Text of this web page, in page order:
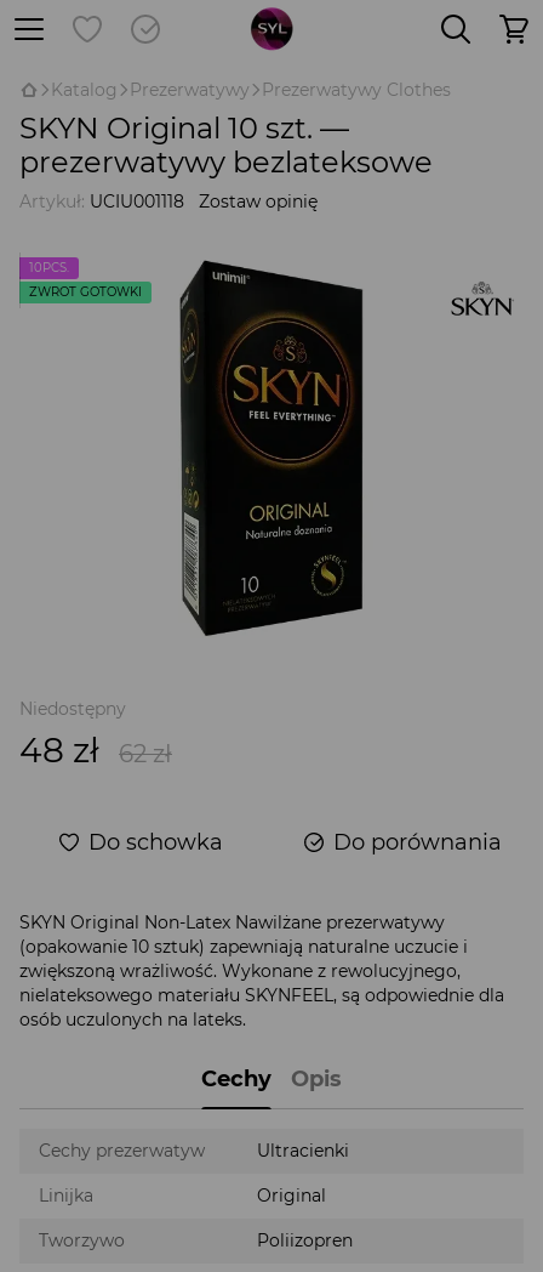
Katalog Prezerwatywy Prezerwatywy Clothes
SKYN Original 10 szt. —
prezerwatywy bezlateksowe
Artykuł: UCIU001118 Zostaw opinię
10PCS.
ZWROT GOTÓWKI
Niedostępny
48 zł 62 zł
Do schowka Do porównania
SKYN Original Non-Latex Nawilżane prezerwatywy
(opakowanie 10 sztuk) zapewniają naturalne uczucie i
zwiększoną wrażliwość. Wykonane z rewolucyjnego,
nielateksowego materiału SKYNFEEL, są odpowiednie dla
osób uczulonych na lateks.
Cechy Opis
Cechy prezerwatyw Ultracienki
Linijka Original
Tworzywo Poliizopren